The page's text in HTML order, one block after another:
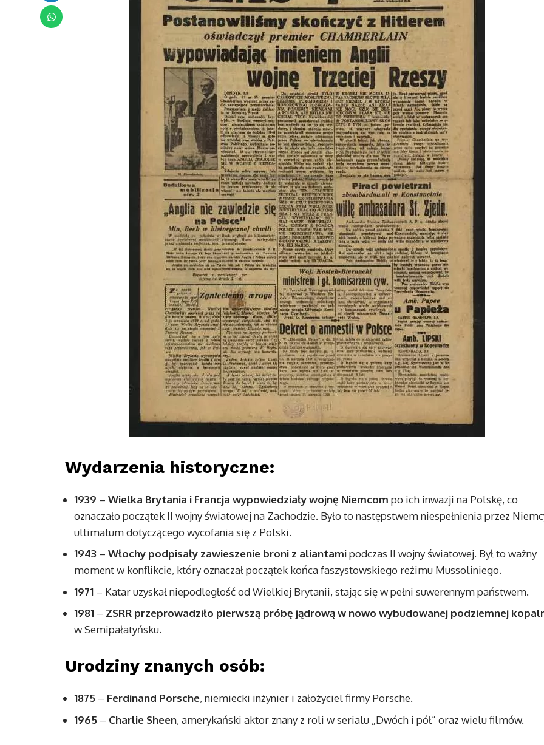
Wydarzenia historyczne:
1939 – Wielka Brytania i Francja wypowiedziały wojnę Niemcom po ich inwazji na Polskę, co
oznaczało początek II wojny światowej na Zachodzie. Było to następstwem niespełnienia przez
ultimatum dotyczącego wycofania się z Polski.
1943 – Włochy podpisały zawieszenie broni z aliantamipodczas II wojny światowej. Był to ważny
moment w konflikcie, który oznaczał początek końca faszystowskiego reżimu Mussoliniego.
1971 – Katar uzyskał niepodległość od Wielkiej Brytanii, stając się w pełni suwerennym państwem.
1981 – ZSRR przeprowadziło pierwszą próbę jądrową w nowo wybudowanej podziemnej
w Semipałatyńsku.
Urodziny znanych osób:
1875 – Ferdinand Porsche, niemiecki inżynier i założyciel firmy Porsche.
1965 – Charlie Sheen, amerykański aktor znany z roli w serialu „Dwóch i pół” oraz wielu filmów.